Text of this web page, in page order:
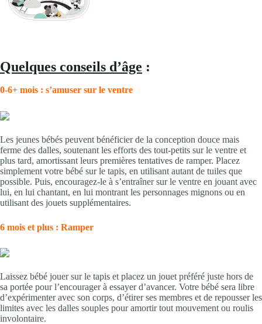
Quelques conseils d’âge :
0-6+ mois : s’amuser sur le ventre
Les jeunes bébés peuvent bénéficier de la conception douce mais
ferme des dalles, soutenant les efforts des tout-petits sur le ventre et
plus tard, amortissant leurs premières tentatives de ramper. Placez
simplement votre bébé sur le tapis, en utilisant autant de tuiles que
possible. Puis, encouragez-le à s’entraîner sur le ventre en jouant avec
lui, en lui chantant, en lui montrant les personnages mignons ou en
utilisant des jouets supplémentaires.
6 mois et plus : Ramper
Laissez bébé jouer sur le tapis et placez un jouet préféré juste hors de
sa portée pour l’encourager à essayer d’avancer. Votre bébé sera libre
d’expérimenter avec son corps, d’étirer ses membres et de repousser les
limites avec les dalles souples pour amortir tout mouvement ou roulis
involontaire.